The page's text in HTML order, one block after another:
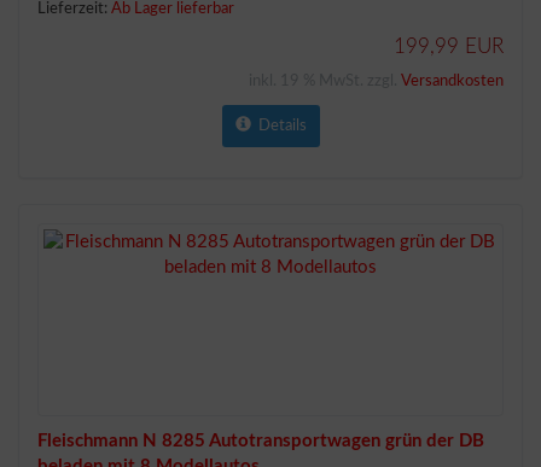
Lieferzeit: Ab Lager lieferbar
199,99 EUR
Versandkosten
Details
Fleischmann N 8285 Autotransportwagen grün der DB